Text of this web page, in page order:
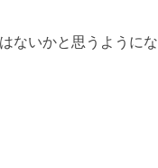
ないかと思うようにな